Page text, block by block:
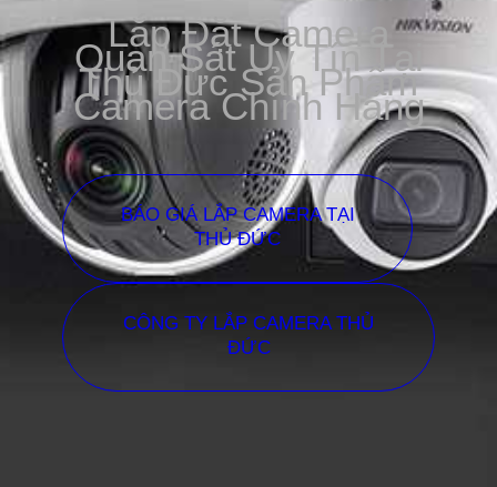
Lắp Đặt Camera
Quan Sát Uy Tín Tại
Thủ Đức Sản Phẩm
Camera Chính Hãng
BÁO GIÁ LẮP CAMERA TẠI
THỦ ĐỨC
CÔNG TY LẮP CAMERA THỦ
ĐỨC